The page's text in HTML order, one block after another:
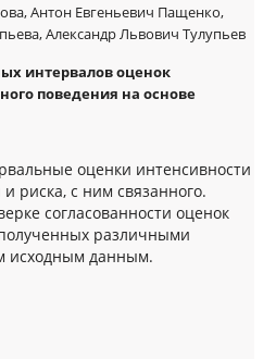
Антон Евгеньевич Пащенко,
Александр Львович Тулупьев
интервалов оценок
поведения на основе
оценки интенсивности
риска, с ним связанного.
согласованности оценок
различными
исходным данным.